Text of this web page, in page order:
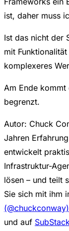
ist, daher muss
Ist das nicht der
mit
komplexeres
Am Ende kommt
begrenzt.
Autor: Chuck
Jahren
entwickelt
Infrastruktur-
lösen – und teilt
Sie sich mit ihm
(@chuckconway)
und auf